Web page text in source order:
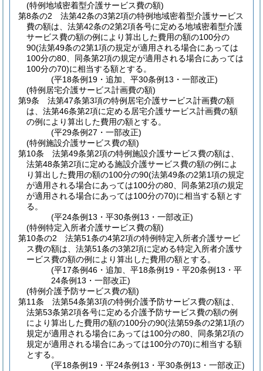
(特例地域密着型介護サービス費の額)
第8条の2
法第42条の3第2項の特例地域密着型介護サービス
費の額は、法第42条の2第2項各号に定める地域密着型介護
サービス費の額の例により算出した費用の額の100分の
90(法第49条の2第1項の規定が適用される場合にあっては
100分の80、同条第2項の規定が適用される場合にあっては
100分の70)に相当する額とする。
(平18条例19・追加、平30条例13・一部改正)
(特例居宅介護サービス計画費の額)
第9条
法第47条第3項の特例居宅介護サービス計画費の額
は、法第46条第2項に定める居宅介護サービス計画費の額
の例により算出した費用の額とする。
(平29条例27・一部改正)
(特例施設介護サービス費の額)
第10条
法第49条第2項の特例施設介護サービス費の額は、
法第48条第2項に定める施設介護サービス費の額の例によ
り算出した費用の額の100分の90(法第49条の2第1項の規定
が適用される場合にあっては100分の80、同条第2項の規定
が適用される場合にあっては100分の70)に相当する額とす
る。
(平24条例13・平30条例13・一部改正)
(特例特定入所者介護サービス費の額)
第10条の2
法第51条の4第2項の特例特定入所者介護サービ
ス費の額は、法第51条の3第2項に定める特定入所者介護サ
ービス費の額の例により算出した費用の額とする。
(平17条例46・追加、平18条例19・平20条例13・平
24条例13・一部改正)
(特例介護予防サービス費の額)
第11条
法第54条第3項の特例介護予防サービス費の額は、
法第53条第2項各号に定める介護予防サービス費の額の例
により算出した費用の額の100分の90(法第59条の2第1項の
規定が適用される場合にあっては100分の80、同条第2項の
規定が適用される場合にあっては100分の70)に相当する額
とする。
(平18条例19・平24条例13・平30条例13・一部改正)